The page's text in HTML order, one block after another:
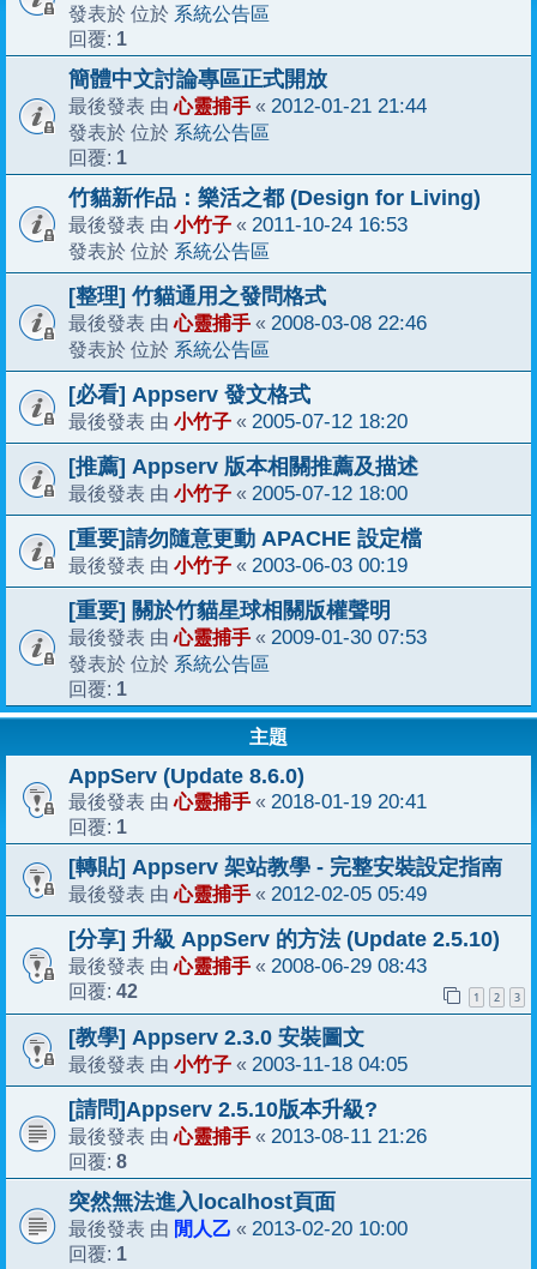
發表於 位於 系統公告區
回覆: 1
簡體中文討論專區正式開放
最後發表 由心靈捕手 « 2012-01-21 21:44
發表於 位於 系統公告區
回覆: 1
竹貓新作品：樂活之都 (Design for Living)
最後發表 由 小竹子 « 2011-10-24 16:53
發表於 位於 系統公告區
[整理] 竹貓通用之發問格式
最後發表 由心靈捕手 « 2008-03-08 22:46
發表於 位於 系統公告區
[必看] Appserv 發文格式
最後發表 由 小竹子 « 2005-07-12 18:20
[推薦] Appserv 版本相關推薦及描述
最後發表 由 小竹子 « 2005-07-12 18:00
[重要]請勿隨意更動 APACHE 設定檔
最後發表 由 小竹子 « 2003-06-03 00:19
[重要] 關於竹貓星球相關版權聲明
最後發表 由心靈捕手 « 2009-01-30 07:53
發表於 位於 系統公告區
回覆: 1
主題
AppServ (Update 8.6.0)
最後發表 由心靈捕手 « 2018-01-19 20:41
回覆: 1
[轉貼] Appserv 架站教學 - 完整安裝設定指南
最後發表 由心靈捕手 « 2012-02-05 05:49
[分享] 升級 AppServ 的方法 (Update 2.5.10)
最後發表 由心靈捕手 « 2008-06-29 08:43
回覆: 42 1 2 3
[教學] Appserv 2.3.0 安裝圖文
最後發表 由 小竹子 « 2003-11-18 04:05
[請問]Appserv 2.5.10版本升級?
最後發表 由心靈捕手 « 2013-08-11 21:26
回覆: 8
突然無法進入localhost頁面
最後發表 由 閒人乙 « 2013-02-20 10:00
回覆: 1